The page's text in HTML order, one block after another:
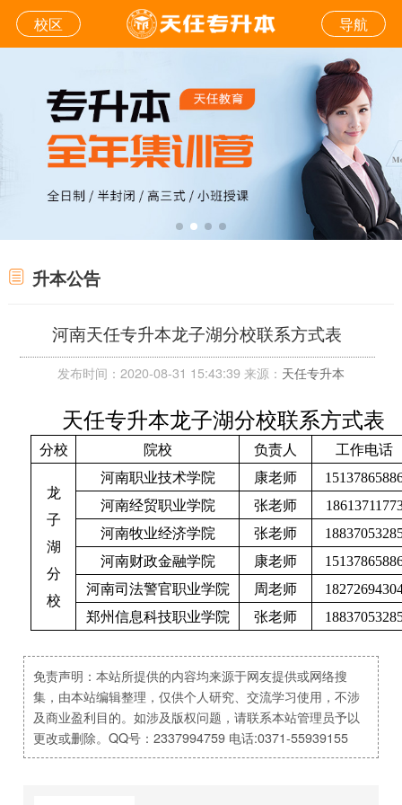
校区 导航
升本公告
河南天任专升本龙子湖分校联系方式表
发布时间：2020-08-31 15:43:39 来源： 天任专升本
天任专升本龙子湖分校联系方式表
分校 院校 负责人 工作电话
龙
子
湖
分
校
河南职业技术学院 康老师
河南经贸职业学院
张老师
河南牧业经济学院
张老师
河南财政金融学院
康老师
河南司法警官职业学院
周老师
郑州信息科技职业学院
张老师
免责声明：本站所提供的内容均来源于网友提供或网络搜
集，由本站编辑整理，仅供个人研究、交流学习使用，不涉
及商业盈利目的。如涉及版权问题，请联系本站管理员予以
更改或删除。QQ号：2337994759 电话:0371-55939155